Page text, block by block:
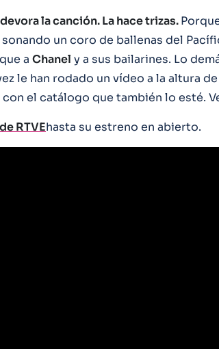
la canción. La hace trizas.
sonando un coro de ballenas del
a Chanel y a sus bailarines. Lo
le han rodado un vídeo a la altura
el catálogo que también lo esté.
RTVEhasta su estreno en abierto.